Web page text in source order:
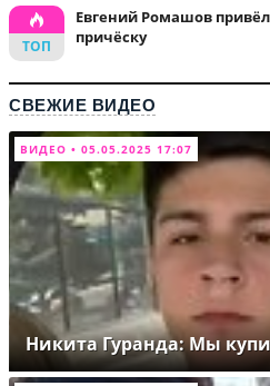
Евгений Ромашов
причёску
СВЕЖИЕ ВИДЕО
ВИДЕО • 05.05.2025 17:07
Никита Гуранда: Мы